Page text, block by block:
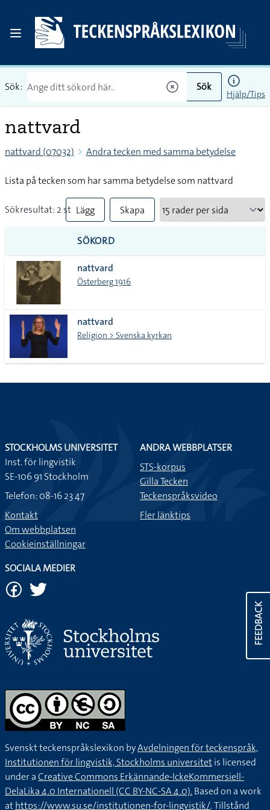
Sök: Sök
Hjälp/Tips
nattvard
nattvard (07032) Andra tecken med samma betydelse
Lista på tecken som har samma betydelse som nattvard
Sökresultat: 2 st Lägg
till
alla i
lista
Skapa
SÖKORD
nattvard
Österberg 1916
nattvard
Religion > Svenska kyrkan
FEEDBACK
STOCKHOLMS UNIVERSITET
Inst. för lingvistik
SE-106 91 Stockholm
Telefon: 08-16 23 47
Kontakt
Om webbplatsen
Cookieinställningar
ANDRA WEBBPLATSER
STS-korpus
Gilla Tecken
Teckenspråksvideo
Fler länktips
SOCIALA MEDIER
Svenskt teckenspråkslexikon byAvdelningen för teckenspråk,
Institutionen för lingvistik, Stockholms universitetis licensed
under aCreative Commons Erkännande-IckeKommersiell-
DelaLika 4.0 Internationell (CC BY-NC-SA 4.0).Based on a work
athttps://www.su.se/institutionen-for-lingvistik/. Tillstånd